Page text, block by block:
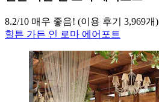
8.2/10 매우 좋음! (이용 후기 3,969개)
힐튼 가든 인 로마 에어포트